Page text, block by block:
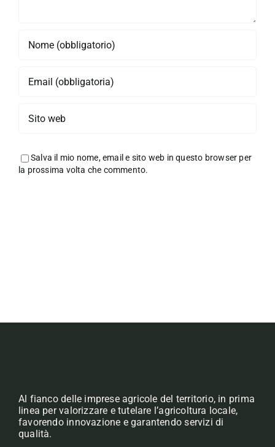
Salva il mio nome, email e sito web in questo browser per
la prossima volta che commento.
Al fianco delle imprese agricole del territorio, in prima
linea per valorizzare e tutelare l’agricoltura locale,
favorendo innovazione e garantendo servizi di
qualità.